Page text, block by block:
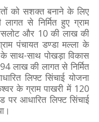
को सशक्त बनाने के लिए
से निर्मित हुए ग्राम
और 10 की लाख की
पंचायत डण्डा मल्ला के
साथ-साथ पोखड़ा विकास
लाख की लागत से निर्मित
लिफ्ट सिंचाई योजना
के ग्राम पाखरी में 120
पर आधारित लिफ्ट सिंचाई